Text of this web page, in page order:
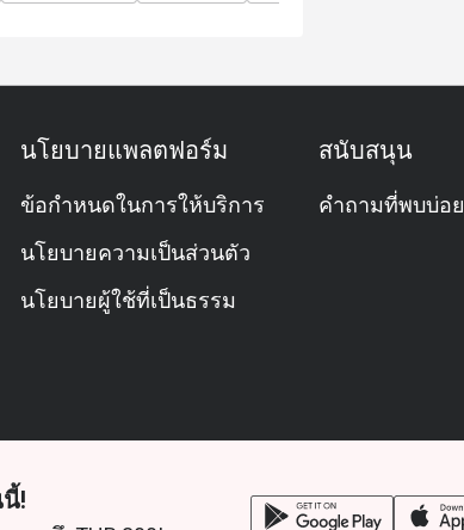
นโยบายแพลตฟอร์ม
ข้อกำหนดในการให้บริการ
นโยบายความเป็นส่วนตัว
นโยบายผู้ใช้ที่เป็นธรรม
สนับสนุน
คำถามที่พบบ่อย
!